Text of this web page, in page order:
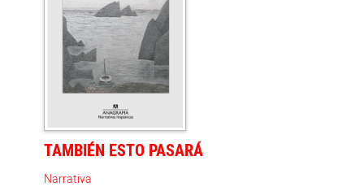
TAMBIÉN ESTO PASARÁ
Narrativa